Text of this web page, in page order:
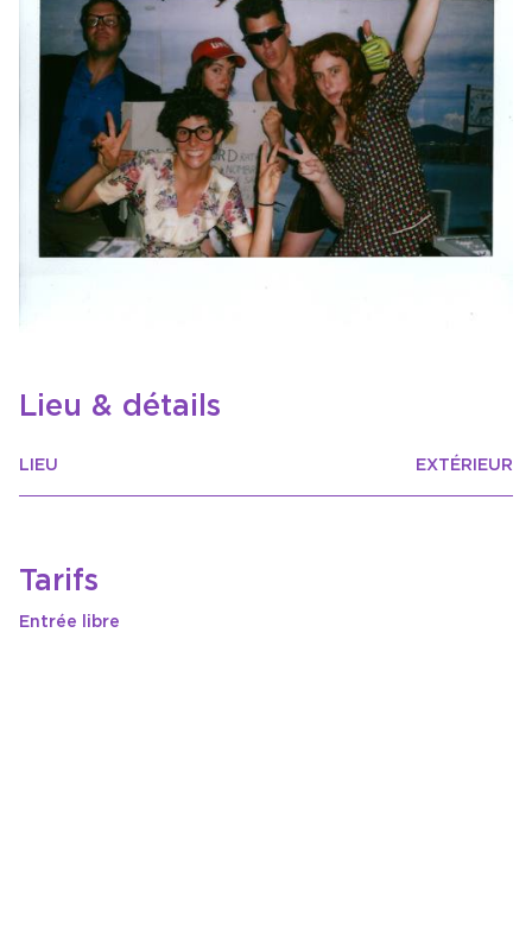
Lieu & détails
LIEU EXTÉRIEUR
Tarifs
Entrée libre